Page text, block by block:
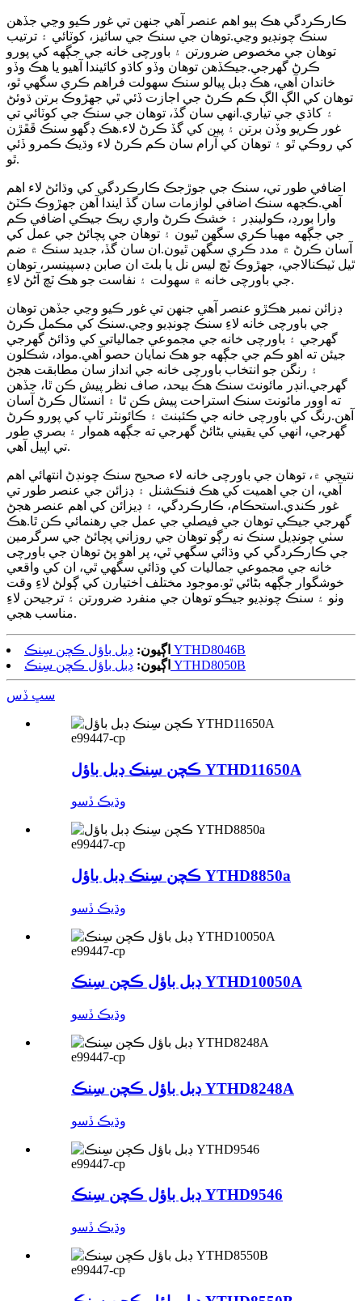
ڪارڪردگي هڪ ٻيو اهم عنصر آهي جنهن تي غور ڪيو وڃي جڏهن
سنڪ چونڊيو وڃي.توهان جي سنڪ جي سائيز، کوٽائي ۽ ترتيب
توهان جي مخصوص ضرورتن ۽ باورچی خانه جي جڳهه کي پورو
ڪرڻ گهرجي.جيڪڏهن توهان وڏو کاڌو کائيندا آهيو يا هڪ وڏو
خاندان آهي، هڪ ڊبل پيالو سنڪ سهولت فراهم ڪري سگهي ٿو،
توهان کي الڳ الڳ ڪم ڪرڻ جي اجازت ڏئي ٿي جهڙوڪ برتن ڌوئڻ
۽ کاڌي جي تياري.انهي سان گڏ، توهان جي سنڪ جي کوٽائي تي
غور ڪريو وڏن برتن ۽ پين کي گڏ ڪرڻ لاء.هڪ ڊگهو سنڪ ڦڦڙن
کي روڪي ٿو ۽ توهان کي آرام سان ڪم ڪرڻ لاء وڌيڪ ڪمرو ڏئي
ٿو.
اضافي طور تي، سنڪ جي جوڙجڪ ڪارڪردگي کي وڌائڻ لاء اهم
آهي.ڪجهه سنڪ اضافي لوازمات سان گڏ ايندا آهن جهڙوڪ ڪٽڻ
وارا بورڊ، ڪولينڊر ۽ خشڪ ڪرڻ واري ريڪ جيڪي اضافي ڪم
جي جڳهه مهيا ڪري سگھن ٿيون ۽ توهان جي پچائڻ جي عمل کي
آسان ڪرڻ ۾ مدد ڪري سگھن ٿيون.ان سان گڏ، جديد سنڪ ۾ ضم
ٿيل ٽيڪنالاجي، جهڙوڪ ٽچ لیس نل يا بلٽ ان صابن ڊسپينسر، توهان
جي باورچی خانه ۾ سهولت ۽ نفاست جو هڪ ٽچ آڻڻ لاءِ.
ڊزائن نمبر ھڪڙو عنصر آھي جنھن تي غور ڪيو وڃي جڏھن توھان
جي باورچی خانه لاءِ سنڪ چونڊيو وڃي.سنڪ کي مڪمل ڪرڻ
گهرجي ۽ باورچی خانه جي مجموعي جمالياتي کي وڌائڻ گهرجي
جيئن ته اهو ڪم جي جڳهه جو هڪ نمايان حصو آهي.مواد، شڪلون
۽ رنگن جو انتخاب باورچی خانه جي انداز سان مطابقت هجڻ
گهرجي.انڊر مائونٽ سنڪ هڪ بيحد، صاف نظر پيش ڪن ٿا، جڏهن
ته اوور مائونٽ سنڪ استراحت پيش ڪن ٿا ۽ انسٽال ڪرڻ آسان
آهن.رنگ کي باورچی خانه جي ڪئبنٽ ۽ ڪائونٽر ٽاپ کي پورو ڪرڻ
گهرجي، انهي کي يقيني بڻائڻ گهرجي ته جڳهه هموار ۽ بصري طور
تي اپيل آهي.
نتيجي ۾، توهان جي باورچی خانه لاء صحيح سنڪ چونڊڻ انتهائي اهم
آهي، ان جي اهميت کي هڪ فنڪشنل ۽ ڊزائن جي عنصر طور تي
غور ڪندي.استحڪام، ڪارڪردگي، ۽ ڊيزائن کي اهم عنصر هجڻ
گهرجي جيڪي توهان جي فيصلي جي عمل جي رهنمائي ڪن ٿا.هڪ
سٺي چونڊيل سنڪ نه رڳو توهان جي روزاني پچائڻ جي سرگرمين
جي ڪارڪردگي کي وڌائي سگهي ٿي، پر اهو پڻ توهان جي باورچی
خانه جي مجموعي جماليات کي وڌائي سگهي ٿي، ان کي واقعي
خوشگوار جڳهه بڻائي ٿو.موجود مختلف اختيارن کي ڳولڻ لاءِ وقت
وٺو ۽ سنڪ چونڊيو جيڪو توهان جي منفرد ضرورتن ۽ ترجيحن لاءِ
مناسب هجي.
اڳيون: ڊبل باؤل ڪچن سِنڪ YTHD8046B
اڳيون: ڊبل باؤل ڪچن سِنڪ YTHD8050B
سڀ ڏس
e99447-cp
ڪچن سِنڪ ڊبل باؤل YTHD11650A
وڌيڪ ڏسو
e99447-cp
ڪچن سِنڪ ڊبل باؤل YTHD8850a
وڌيڪ ڏسو
e99447-cp
ڊبل باؤل ڪچن سِنڪ YTHD10050A
وڌيڪ ڏسو
e99447-cp
ڊبل باؤل ڪچن سِنڪ YTHD8248A
وڌيڪ ڏسو
e99447-cp
ڊبل باؤل ڪچن سِنڪ YTHD9546
وڌيڪ ڏسو
e99447-cp